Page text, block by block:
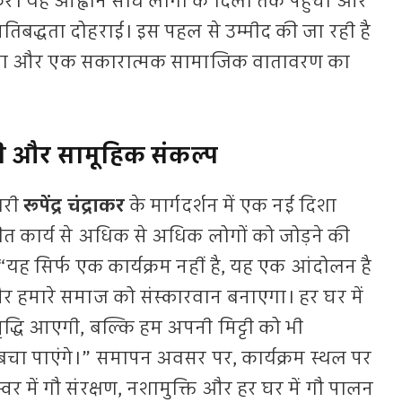
दोहराई। इस पहल से उम्मीद की जा रही है
और एक सकारात्मक सामाजिक वातावरण का
और सामूहिक संकल्प
रूपेंद्र चंद्राकरके मार्गदर्शन में एक नई दिशा
कार्य से अधिक से अधिक लोगों को जोड़ने की
सिर्फ एक कार्यक्रम नहीं है, यह एक आंदोलन है
हमारे समाज को संस्कारवान बनाएगा। हर घर में
आएगी, बल्कि हम अपनी मिट्टी को भी
पाएंगे।” समापन अवसर पर, कार्यक्रम स्थल पर
में गौ संरक्षण, नशामुक्ति और हर घर में गौ पालन